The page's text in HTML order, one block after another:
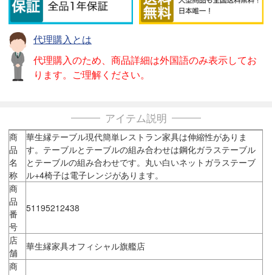
代理購入とは
代理購入のため、商品詳細は外国語のみ表示してお
ります。ご理解ください。
アイテム説明
商
品
名
称
華生縁テーブル現代簡単レストラン家具は伸縮性がありま
す。テーブルとテーブルの組み合わせは鋼化ガラステーブル
とテーブルの組み合わせです。丸い白いネットガラステーブ
ル+4椅子は電子レンジがあります。
商
品
番
号
51195212438
店
舗
華生縁家具オフィシャル旗艦店
商